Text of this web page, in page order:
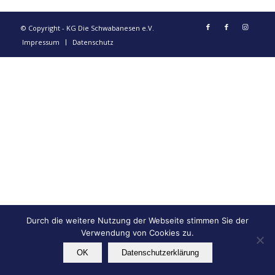
© Copyright - KG Die Schwabanesen e.V.
Impressum
Datenschutz
Durch die weitere Nutzung der Webseite stimmen Sie der
Verwendung von Cookies zu.
OK Datenschutzerklärung